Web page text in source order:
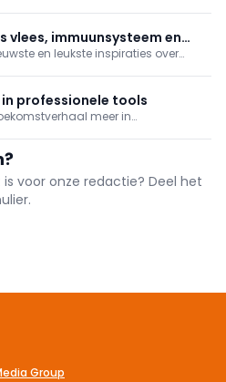
vlees, immuunsysteem en
en leukste inspiraties over
professionele tools
meer in
voor onze redactie? Deel het
Group